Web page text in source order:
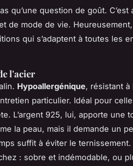
qu’une question de goût. C’est
de mode de vie.
qui s’adaptent à toutes les
l'acier
Hypoallergénique, résistant à
particulier. Idéal pour
L’argent 925, lui, apporte une
la peau, mais il demande un
suffit à éviter le ternissement.
: sobre et indémodable, ou